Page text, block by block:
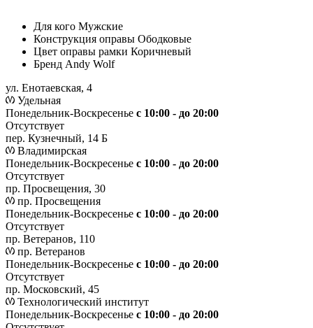
Для кого Мужские
Конструкция оправы Ободковые
Цвет оправы рамки Коричневый
Бренд Andy Wolf
ул. Енотаевская, 4
Удельная
Понедельник-Воскресенье с 10:00 - до 20:00
Отсутствует
пер. Кузнечный, 14 Б
Владимирская
Понедельник-Воскресенье с 10:00 - до 20:00
Отсутствует
пр. Просвещения, 30
пр. Просвещения
Понедельник-Воскресенье c 10:00 - до 20:00
Отсутствует
пр. Ветеранов, 110
пр. Ветеранов
Понедельник-Воскресенье с 10:00 - до 20:00
Отсутствует
пр. Московский, 45
Технологический институт
Понедельник-Воскресенье с 10:00 - до 20:00